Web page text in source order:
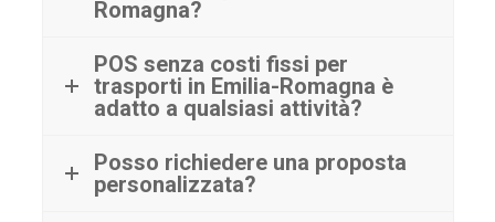
Romagna?
POS senza costi fissi per
trasporti in Emilia-Romagna è
adatto a qualsiasi attività?
Posso richiedere una proposta
personalizzata?